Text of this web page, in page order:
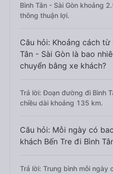
Bình Tân - Sài Gòn khoảng
thông thuận lợi.
Câu hỏi: Khoảng cách từ
Tân - Sài Gòn là bao
chuyển bằng xe khách?
Trả lời: Đoạn đường đi Bình
chiều dài khoảng 135 km.
Câu hỏi: Mỗi ngày có
khách Bến Tre đi Bình
Trả lời: Trung bình mỗi ngày